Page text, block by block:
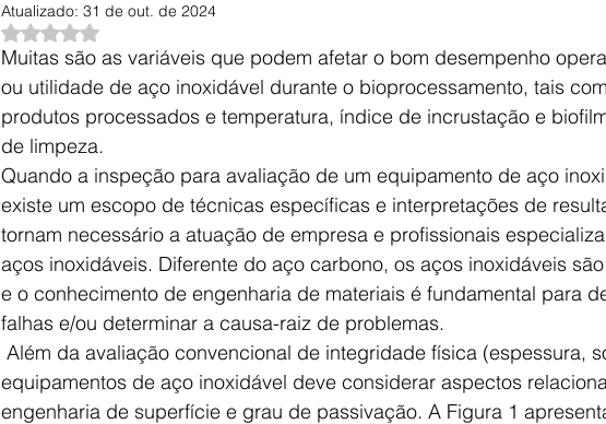
Atualizado: 31 de out. de 2024
Avaliado com NaN de 5 estrelas.
Muitas são as variáveis que podem afetar o bom desempenho
ou utilidade de aço inoxidável durante o bioprocessamento, tais
produtos processados e temperatura, índice de incrustação e
de limpeza.
Quando a inspeção para avaliação de um equipamento de aço
existe um escopo de técnicas específicas e interpretações de
tornam necessário a atuação de empresa e profissionais
aços inoxidáveis. Diferente do aço carbono, os aços inoxidáveis
e o conhecimento de engenharia de materiais é fundamental para
falhas e/ou determinar a causa-raiz de problemas.
equipamentos de aço inoxidável deve considerar aspectos
engenharia de superfície e grau de passivação. A Figura 1